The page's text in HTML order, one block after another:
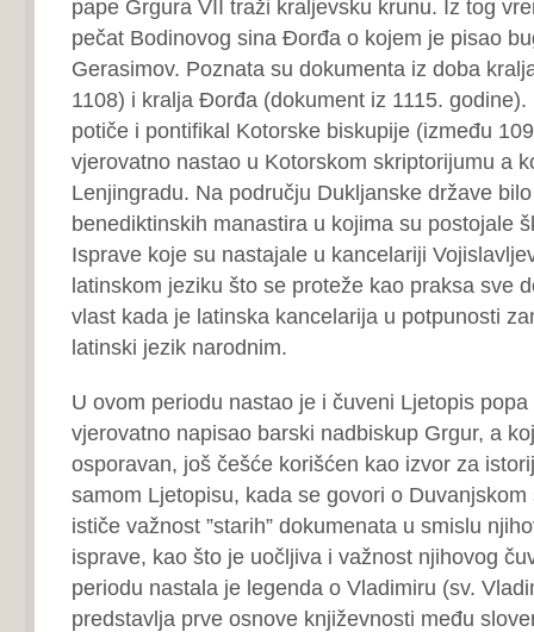
pape Grgura VII traži kraljevsku krunu. Iz tog
pečat Bodinovog sina Đorđa o kojem je pisao
Gerasimov. Poznata su dokumenta iz doba
1108) i kralja Đorđa (dokument iz 1115.
potiče i pontifikal Kotorske biskupije (između
vjerovatno nastao u Kotorskom skriptorijumu a
Lenjingradu. Na području Dukljanske države
benediktinskih manastira u kojima su postojale
Isprave koje su nastajale u kancelariji
latinskom jeziku što se proteže kao praksa sve
vlast kada je latinska kancelarija u potpunosti
latinski jezik narodnim.
U ovom periodu nastao je i čuveni Ljetopis
vjerovatno napisao barski nadbiskup Grgur, a
osporavan, još češće korišćen kao izvor za
samom Ljetopisu, kada se govori o
ističe važnost ”starih” dokumenata u smislu
isprave, kao što je uočljiva i važnost njihovog
periodu nastala je legenda o Vladimiru (sv.
predstavlja prve osnove književnosti među